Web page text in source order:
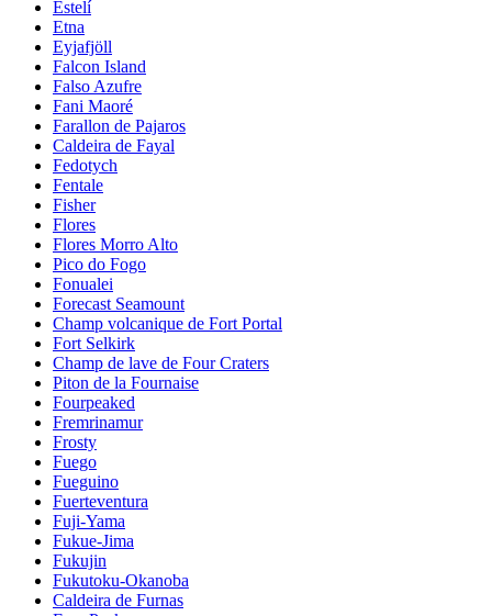
Estelí
Etna
Eyjafjöll
Falcon Island
Falso Azufre
Fani Maoré
Farallon de Pajaros
Caldeira de Fayal
Fedotych
Fentale
Fisher
Flores
Flores Morro Alto
Pico do Fogo
Fonualei
Forecast Seamount
Champ volcanique de Fort Portal
Fort Selkirk
Champ de lave de Four Craters
Piton de la Fournaise
Fourpeaked
Fremrinamur
Frosty
Fuego
Fueguino
Fuerteventura
Fuji-Yama
Fukue-Jima
Fukujin
Fukutoku-Okanoba
Caldeira de Furnas